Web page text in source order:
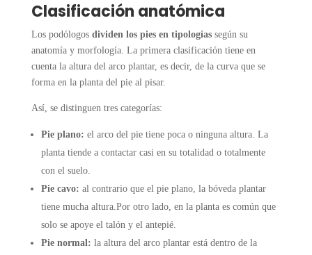
Clasificación anatómica
Los podólogos dividen los pies en tipologíassegún su
anatomía y morfología. La primera clasificación tiene en
cuenta la altura del arco plantar, es decir, de la curva que se
forma en la planta del pie al pisar.
Así, se distinguen tres categorías:
Pie plano: el arco del pie tiene poca o ninguna altura. La
planta tiende a contactar casi en su totalidad o totalmente
con el suelo.
Pie cavo: al contrario que el pie plano, la bóveda plantar
tiene mucha altura.Por otro lado, en la planta es común que
solo se apoye el talón y el antepié.
Pie normal: la altura del arco plantar está dentro de la